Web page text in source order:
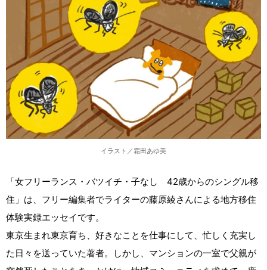
イラスト／霜田あゆ美
「女フリーランス・バツイチ・子なし 42歳からのシングル移
住」は、フリー編集者でライターの藤原綾さんによる地方移住
体験実録エッセイです。
東京生まれ東京育ち、好きなことを仕事にして、忙しく充実し
た日々を送っていた著者。しかし、マンションの一室で父親が